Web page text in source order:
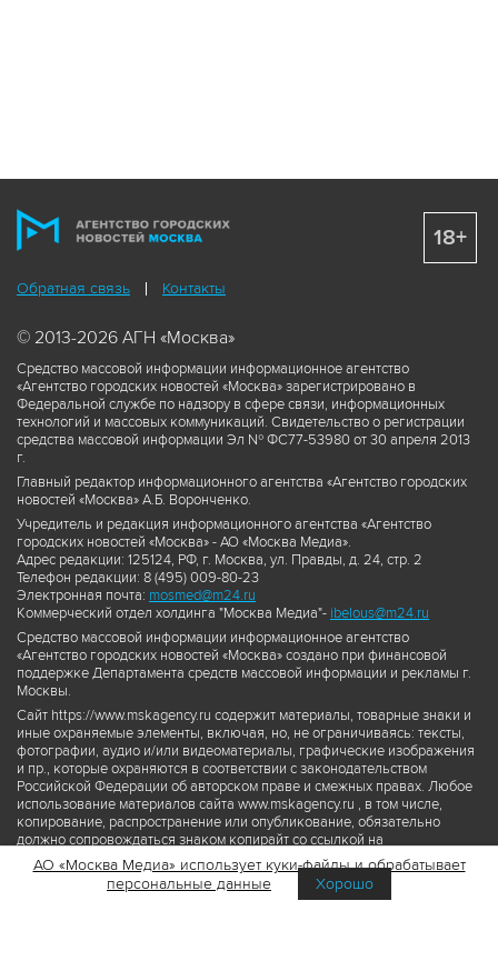
Обратная связь Контакты
© 2013-2026 АГН «Москва»
Средство массовой информации информационное агентство
«Агентство городских новостей «Москва» зарегистрировано в
Федеральной службе по надзору в сфере связи, информационных
технологий и массовых коммуникаций. Свидетельство о регистрации
средства массовой информации Эл № ФС77-53980 от 30 апреля 2013
г.
Главный редактор информационного агентства «Агентство городских
новостей «Москва» А.Б. Воронченко.
Учредитель и редакция информационного агентства «Агентство
городских новостей «Москва» - АО «Москва Медиа».
Адрес редакции: 125124, РФ, г. Москва, ул. Правды, д. 24, стр. 2
Телефон редакции: 8 (495) 009-80-23
Электронная почта: mosmed@m24.ru
Коммерческий отдел холдинга "Москва Медиа"- ibelous@m24.ru
Средство массовой информации информационное агентство
«Агентство городских новостей «Москва» создано при финансовой
поддержке Департамента средств массовой информации и рекламы г.
Москвы.
Сайт https://www.mskagency.ru содержит материалы, товарные знаки и
иные охраняемые элементы, включая, но, не ограничиваясь: тексты,
фотографии, аудио и/или видеоматериалы, графические изображения
и пр., которые охраняются в соответствии с законодательством
Российской Федерации об авторском праве и смежных правах. Любое
использование материалов сайта www.mskagency.ru , в том числе,
копирование, распространение или опубликование, обязательно
должно сопровождаться знаком копирайт со ссылкой на
правообладателя © АО «Москва Медиа», а также гиперссылкой на сайт
www.mskagency.ru как на первоисточник информации. Переработка
материалов сайта www.mskagency.ru не допускается.
18+
АО «Москва Медиа» использует куки-файлы и обрабатывает
персональные данные
Хорошо